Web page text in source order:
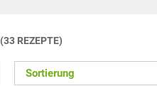
(33 REZEPTE)
Sortierung